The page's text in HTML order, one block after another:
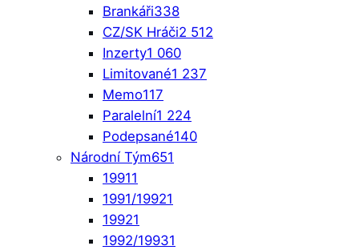
Brankáři338
CZ/SK Hráči2 512
Inzerty1 060
Limitované1 237
Memo117
Paralelní1 224
Podepsané140
Národní Tým651
19911
1991/19921
19921
1992/19931